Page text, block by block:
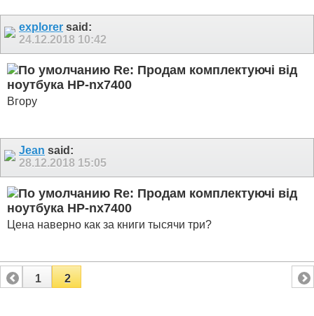
explorer said:
24.12.2018 10:42
Re: Продам комплектуючі від
ноутбука HP-nx7400
Вгору
Jean said:
28.12.2018 15:05
Re: Продам комплектуючі від
ноутбука HP-nx7400
Цена наверно как за книги тысячи три?
1 2